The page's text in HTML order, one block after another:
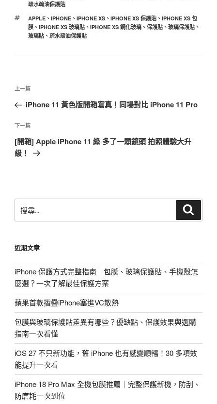
疏水疏油保護貼
標
籤
APPLE、 IPHONE、 IPHONE XS、 IPHONE XS 保護貼、 IPHONE XS 包
膜、 IPHONE XS 玻璃貼、 IPHONE XS 鋼化玻璃、 保護貼、 玻璃保護貼、
玻璃貼、 疏水疏油保護貼
文
導
覽
上
一
文
章
上一篇
iPhone 11 黃色版開箱寫真！同場對比 iPhone 11 Pro
下
一
篇
下一篇
[開箱] Apple iPhone 11 綠 多了一顆鏡頭 拍照體驗大升
級！
尋
字:
近期文章
iPhone 保護方式完整指南｜包膜、玻璃保護貼、手機殼怎
麼選？一次了解最佳保護方案
蘋果首款摺疊iPhone塞進VC散熱
包膜與玻璃保護貼差異有哪些？優缺點、保護效果與選購
指南一次看懂
iOS 27 不只新功能，舊 iPhone 也有感變順暢！30 多項效
能提升一次看
iPhone 18 Pro Max 全機包膜推薦｜完整保護新機，防刮、
防磨耗一次到位